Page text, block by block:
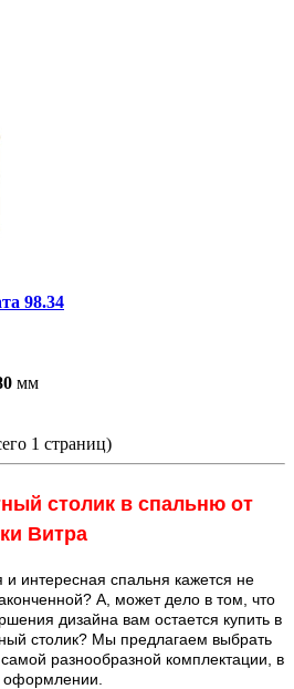
98.34
мм
1 страниц)
столик в спальню от
Витра
и интересная спальня кажется не
А, может дело в том, что
дизайна вам остается купить в
столик? Мы предлагаем выбрать
разнообразной комплектации, в
оформлении.